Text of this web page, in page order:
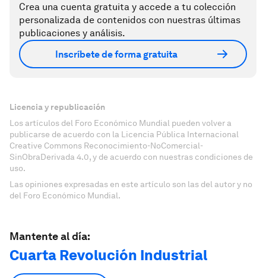
Crea una cuenta gratuita y accede a tu colección
personalizada de contenidos con nuestras últimas
publicaciones y análisis.
Inscríbete de forma gratuita
Licencia y republicación
Los artículos del Foro Económico Mundial pueden volver a
publicarse de acuerdo con la Licencia Pública Internacional
Creative Commons Reconocimiento-NoComercial-
SinObraDerivada 4.0, y de acuerdo con nuestras condiciones de
uso.
Las opiniones expresadas en este artículo son las del autor y no
del Foro Económico Mundial.
Mantente al día:
Cuarta Revolución Industrial